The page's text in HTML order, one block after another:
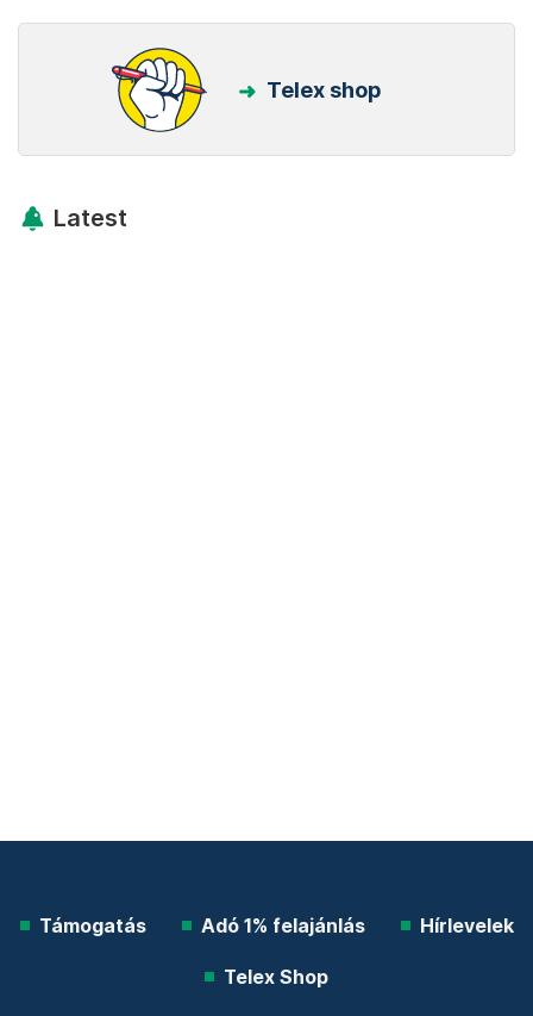
Telex shop
Latest
Támogatás Adó 1% felajánlás Hírlevelek
Telex Shop